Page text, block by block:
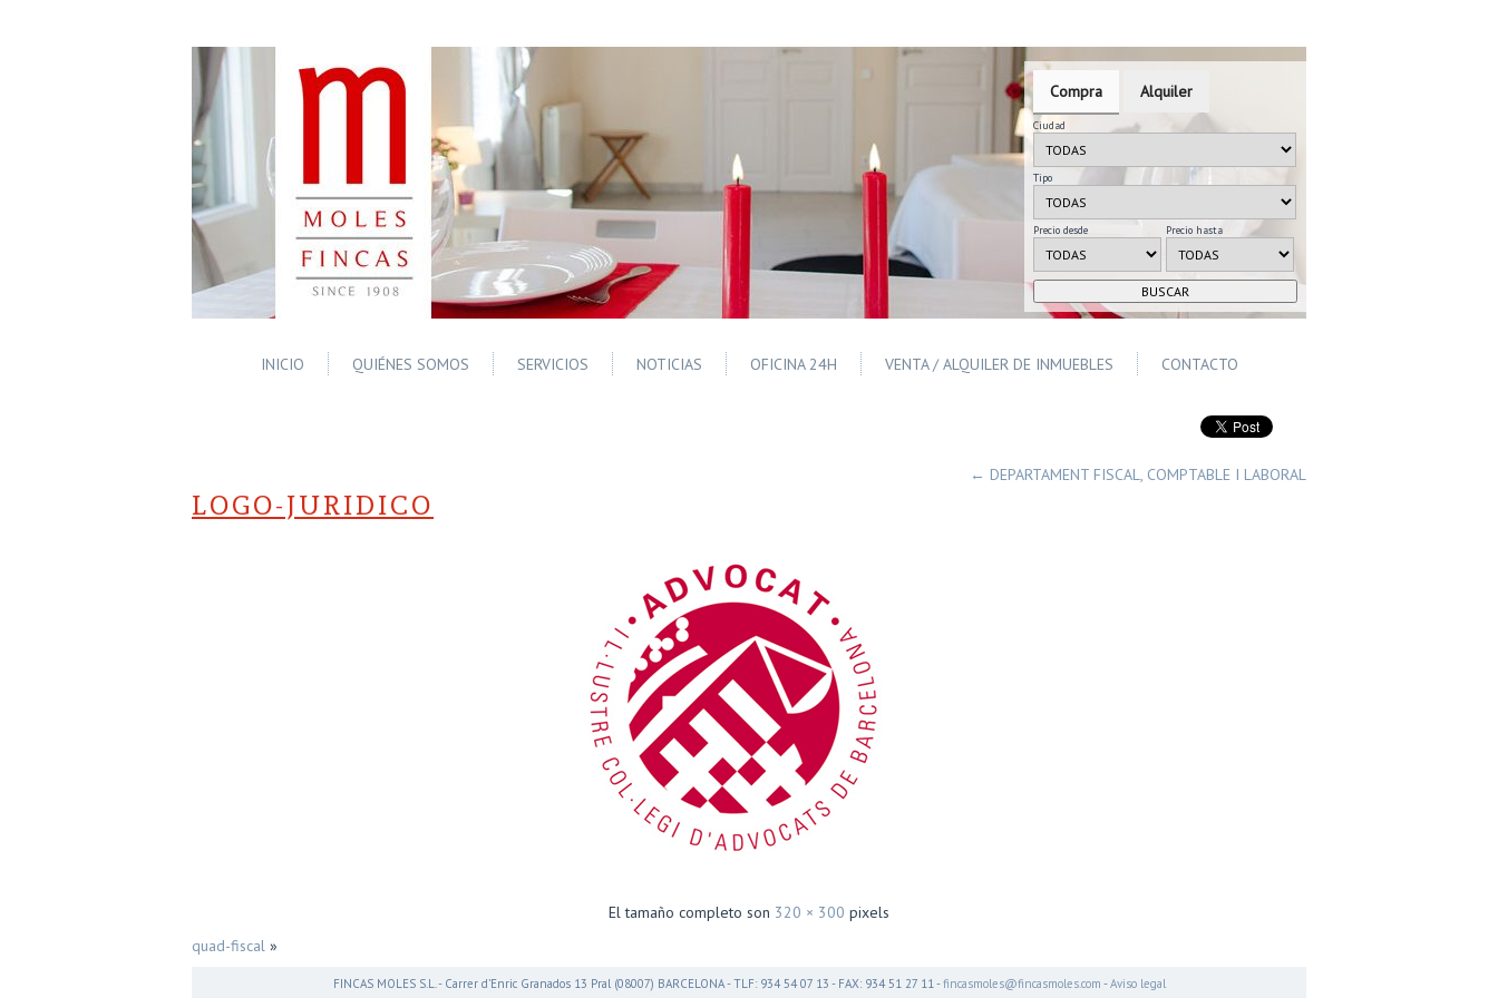
Compra Alquiler
Ciudad
Tipo
Precio desde Precio hasta
INICIO QUIÉNES SOMOS SERVICIOS NOTICIAS OFICINA 24H VENTA / ALQUILER DE INMUEBLES CONTACTO
← DEPARTAMENT FISCAL, COMPTABLE I LABORAL
LOGO-JURIDICO
El tamaño completo son 320 × 300 pixels
quad-fiscal »
FINCAS MOLES S.L. - Carrer d’Enric Granados 13 Pral (08007) BARCELONA - TLF: 934 54 07 13 - FAX: 934 51 27 11 -fincasmoles@fincasmoles.com -Aviso legal